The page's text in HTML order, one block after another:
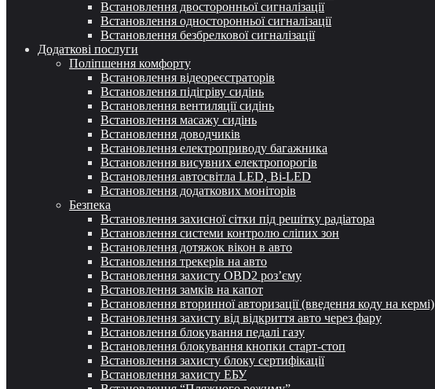
Встановлення двосторонньої сигналізації
Встановлення односторонньої сигналізації
Встановлення безбрелкової сигналізації
Додаткові послуги
Поліпшення комфорту
Встановлення відеореєстраторів
Встановлення підігріву сидінь
Встановлення вентиляції сидінь
Встановлення масажу сидінь
Встановлення доводчиків
Встановлення електроприводу багажника
Встановлення висувних електропорогів
Встановлення автосвітла LED, Bi-LED
Встановлення додаткових моніторів
Безпека
Встановлення захисної сітки під решітку радіатора
Встановлення системи контролю сліпих зон
Встановлення дотяжок вікон в авто
Встановлення трекерів на авто
Встановлення захисту OBD2 роз’єму
Встановлення замків на капот
Встановлення вторинної авторизації (введення коду на кермі)
Встановлення захисту від відкриття авто через фару
Встановлення блокування педалі газу
Встановлення блокування кнопки старт-стоп
Встановлення захисту блоку сертифікації
Встановлення захисту ЕБУ